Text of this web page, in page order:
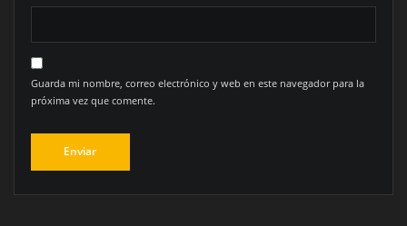
Guarda mi nombre, correo electrónico y web en este navegador para la
próxima vez que comente.